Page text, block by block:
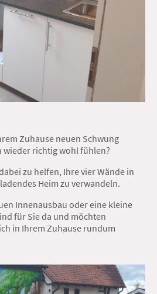
Zuhause neuen Schwung
wieder richtig wohl fühlen?
zu helfen, Ihre vier Wände in
Heim zu verwandeln.
Innenausbau oder eine kleine
für Sie da und möchten
in Ihrem Zuhause rundum